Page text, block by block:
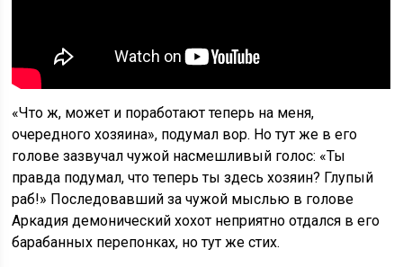
«Что ж, может и поработают теперь на меня,
очередного хозяина», подумал вор. Но тут же в его
голове зазвучал чужой насмешливый голос: «Ты
правда подумал, что теперь ты здесь хозяин? Глупый
раб!» Последовавший за чужой мыслью в голове
Аркадия демонический хохот неприятно отдался в его
барабанных перепонках, но тут же стих.